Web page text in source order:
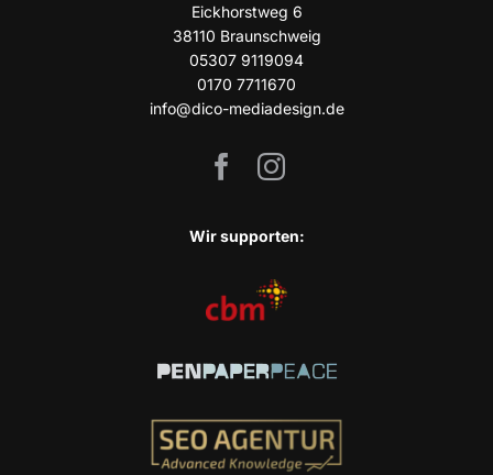
Eick­horst­weg 6
38110 Braun­schweig
05307 9119094
0170 7711670
info@dico-mediadesign.de
Wir sup­port­en: